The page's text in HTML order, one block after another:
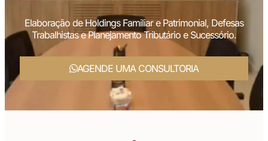
Elaboração de Holdings Familiar e Patrimonial, Defesas
Trabalhistas e Planejamento Tributário e Sucessório.
AGENDE UMA CONSULTORIA